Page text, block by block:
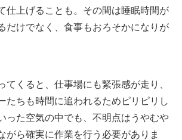
仕上げることも。その間は睡眠時間が
だけでなく、食事もおろそかになりが
てくると、仕事場にも緊張感が走り、
たちも時間に追われるためピリピリし
った空気の中でも、不明点はうやむや
がら確実に作業を行う必要がありま